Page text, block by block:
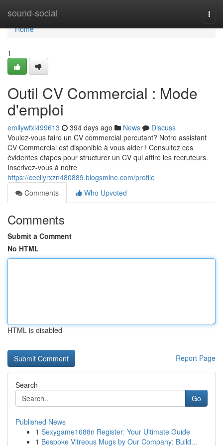
sound-social
Home
Home
1
Outil CV Commercial : Mode
d'emploi
emilywfxi499613 394 days ago News
Discuss
Voulez-vous faire un CV commercial percutant? Notre assistant
CV Commercial est disponible à vous aider ! Consultez ces
évidentes étapes pour structurer un CV qui attire les recruteurs.
Inscrivez-vous à notre
https://cecilyrxzn480889.blogsmine.com/profile
Comments
Who Upvoted
Comments
Submit a Comment
No HTML
HTML is disabled
Report Page
Search
Go
Published News
1 Sexygame1688n Register: Your Ultimate Guide
1 Bespoke Vitreous Mugs by Our Company: Build...